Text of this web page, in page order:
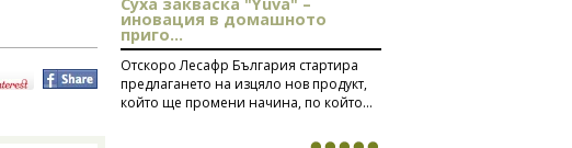
иновация в домашното
приго...
Отскоро Лесафр България стартира
предлагането на изцяло нов продукт,
който ще промени начина, по който...